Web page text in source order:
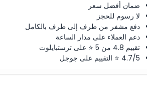
ضمان أفضل سعر
لا رسوم للحجز
دفع مشفر من طرف إلى طرف بالكامل
دعم العملاء على مدار الساعة
تقييم 4.8 من 5 ⭐ على ترستبايلوت
4.7/5 ⭐ التقييم على جوجل